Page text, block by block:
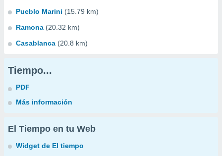
Pueblo Marini (15.79 km)
Ramona (20.32 km)
Casablanca (20.8 km)
Tiempo...
PDF
Más información
El Tiempo en tu Web
Widget de El tiempo